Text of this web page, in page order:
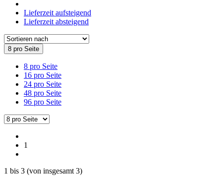
Lieferzeit aufsteigend
Lieferzeit absteigend
8 pro Seite
8 pro Seite
16 pro Seite
24 pro Seite
48 pro Seite
96 pro Seite
1
1 bis 3 (von insgesamt3)